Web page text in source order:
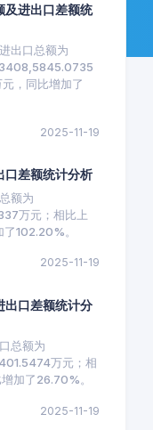
进出口差额统
出口总额为
3408,5845.0735
，同比增加了
2025-11-19
差额统计分析
额为
万元；相比上
102.20%。
2025-11-19
口差额统计分
总额为
万元；相
加了26.70%。
2025-11-19